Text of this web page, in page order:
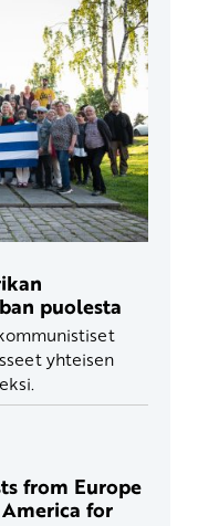
puolesta
yhteisen
from Europe
for